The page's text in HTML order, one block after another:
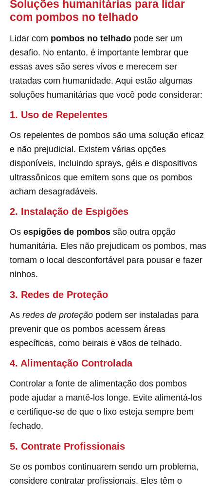
Soluções humanitárias para lidar
com pombos no telhado
Lidar com pombos no telhado pode ser um
desafio. No entanto, é importante lembrar que
essas aves são seres vivos e merecem ser
tratadas com humanidade. Aqui estão algumas
soluções humanitárias que você pode considerar:
1. Uso de Repelentes
Os repelentes de pombos são uma solução eficaz
e não prejudicial. Existem várias opções
disponíveis, incluindo sprays, géis e dispositivos
ultrassônicos que emitem sons que os pombos
acham desagradáveis.
2. Instalação de Espigões
Os espigões de pombos são outra opção
humanitária. Eles não prejudicam os pombos, mas
tornam o local desconfortável para pousar e fazer
ninhos.
3. Redes de Proteção
As redes de proteção podem ser instaladas para
prevenir que os pombos acessem áreas
específicas, como beirais e vãos de telhado.
4. Alimentação Controlada
Controlar a fonte de alimentação dos pombos
pode ajudar a mantê-los longe. Evite alimentá-los
e certifique-se de que o lixo esteja sempre bem
fechado.
5. Contrate Profissionais
Se os pombos continuarem sendo um problema,
considere contratar profissionais. Eles têm o